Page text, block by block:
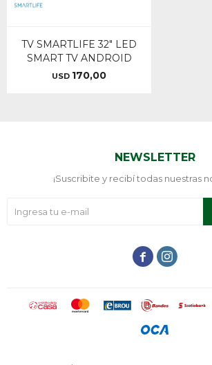
TV SMARTLIFE 32" LED
SMART TV ANDROID
USD 170,00
NEWSLETTER
¡Suscribite y recibí todas nuestras
 